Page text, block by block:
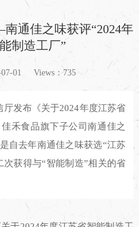
通佳之味获评“2024年
制造工厂”
01 Views：735
厅发布《关于2024年度江苏省
禾食品旗下子公司南通佳之
自去年南通佳之味获选“江苏
获得与“智能制造”相关的省